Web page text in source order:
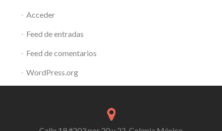
Acceder
Feed de entradas
Feed de comentarios
WordPress.org